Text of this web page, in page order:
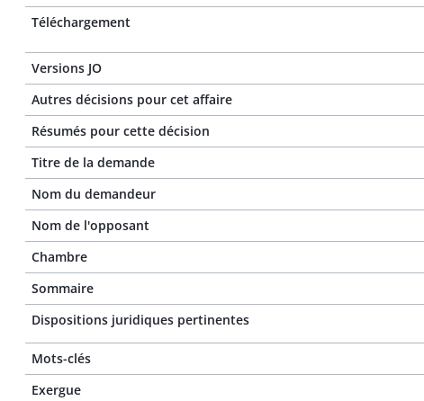
Téléchargement
Versions JO
Autres décisions pour cet affaire
Résumés pour cette décision
Titre de la demande
Nom du demandeur
Nom de l'opposant
Chambre
Sommaire
Dispositions juridiques pertinentes
Mots-clés
Exergue